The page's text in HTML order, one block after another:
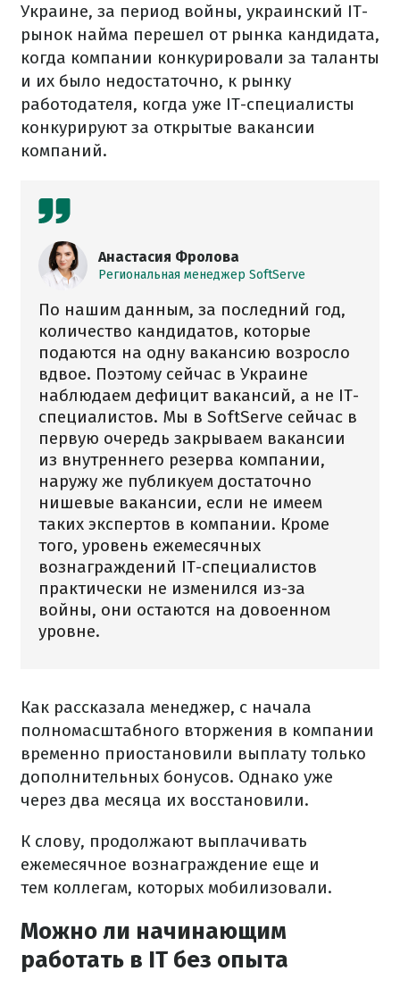
Украине, за период войны, украинский ІТ-
рынок найма перешел от рынка кандидата,
когда компании конкурировали за таланты
и их было недостаточно, к рынку
работодателя, когда уже ІТ-специалисты
конкурируют за открытые вакансии
компаний.
Анастасия Фролова
Региональная менеджер SoftServe
По нашим данным, за последний год,
количество кандидатов, которые
подаются на одну вакансию возросло
вдвое. Поэтому сейчас в Украине
наблюдаем дефицит вакансий, а не ІТ-
специалистов. Мы в SoftServe сейчас в
первую очередь закрываем вакансии
из внутреннего резерва компании,
наружу же публикуем достаточно
нишевые вакансии, если не имеем
таких экспертов в компании. Кроме
того, уровень ежемесячных
вознаграждений ІТ-специалистов
практически не изменился из-за
войны, они остаются на довоенном
уровне.
Как рассказала менеджер, с начала
полномасштабного вторжения в компании
временно приостановили выплату только
дополнительных бонусов. Однако уже
через два месяца их восстановили.
К слову, продолжают выплачивать
ежемесячное вознаграждение еще и
тем коллегам, которых мобилизовали.
Можно ли начинающим
работать в IT без опыта